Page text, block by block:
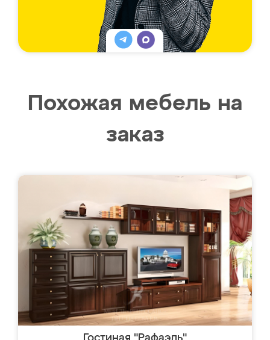
Похожая мебель на
заказ